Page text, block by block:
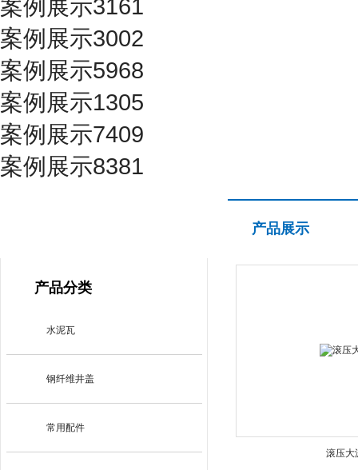
案例展示3161
案例展示3002
案例展示5968
案例展示1305
案例展示7409
案例展示8381
产品分类
水泥瓦
钢纤维井盖
常用配件
产品展示
滚压大